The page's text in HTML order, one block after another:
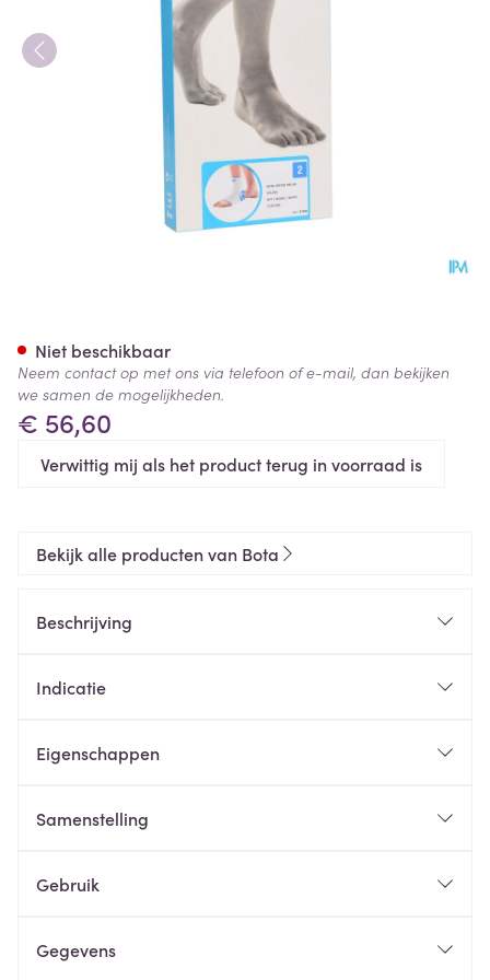
€ 56,60
Verwittig mij als het product terug in voorraad is
Niet beschikbaar
Neem contact op met ons via telefoon of e-mail, dan bekijken
we samen de mogelijkheden.
Bekijk alle producten van Bota
Beschrijving
Indicatie
Eigenschappen
Samenstelling
Gebruik
Gegevens